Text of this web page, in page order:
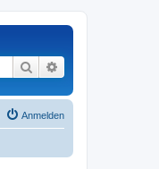
Suche
Anmelden